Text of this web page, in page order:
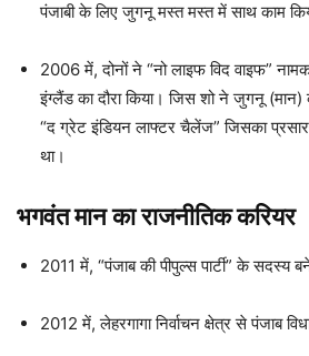
पंजाबी के लिए जुगनू मस्त मस्त में साथ काम
2006 में, दोनों ने “नो लाइफ विद वाइफ”
इंग्लैंड का दौरा किया। जिस शो ने जुगनू (मान)
“द ग्रेट इंडियन लाफ्टर चैलेंज” जिसका
था।
भगवंत मान का राजनीतिक करियर
2011 में, “पंजाब की पीपुल्स पार्टी” के सदस्य
2012 में, लेहरगागा निर्वाचन क्षेत्र से पंजाब